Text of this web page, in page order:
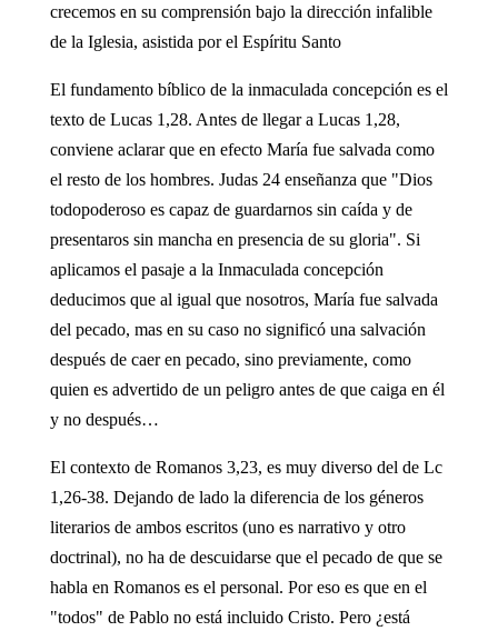
crecemos en su comprensión bajo la dirección infalible
de la Iglesia, asistida por el Espíritu Santo
El fundamento bíblico de la inmaculada concepción es el
texto de Lucas 1,28. Antes de llegar a Lucas 1,28,
conviene aclarar que en efecto María fue salvada como
el resto de los hombres. Judas 24 enseñanza que "Dios
todopoderoso es capaz de guardarnos sin caída y de
presentaros sin mancha en presencia de su gloria". Si
aplicamos el pasaje a la Inmaculada concepción
deducimos que al igual que nosotros, María fue salvada
del pecado, mas en su caso no significó una salvación
después de caer en pecado, sino previamente, como
quien es advertido de un peligro antes de que caiga en él
y no después…
El contexto de Romanos 3,23, es muy diverso del de Lc
1,26-38. Dejando de lado la diferencia de los géneros
literarios de ambos escritos (uno es narrativo y otro
doctrinal), no ha de descuidarse que el pecado de que se
habla en Romanos es el personal. Por eso es que en el
"todos" de Pablo no está incluido Cristo. Pero ¿está